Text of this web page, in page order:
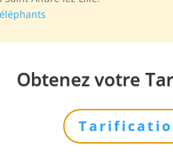
Obtenez votre